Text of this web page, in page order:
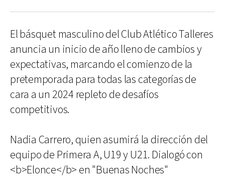
El básquet masculino del Club Atlético Talleres
anuncia un inicio de año lleno de cambios y
expectativas, marcando el comienzo de la
pretemporada para todas las categorías de
cara a un 2024 repleto de desafíos
competitivos.
Nadia Carrero, quien asumirá la dirección del
equipo de Primera A, U19 y U21. Dialogó con
<b>Elonce</b> en "Buenas Noches"